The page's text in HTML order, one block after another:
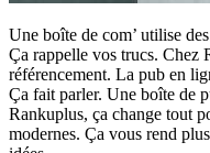
Une boîte de com’ utilise
Ça rappelle vos trucs. Chez
référencement. La pub en
Ça fait parler. Une boîte de
Rankuplus, ça change tout
modernes. Ça vous rend